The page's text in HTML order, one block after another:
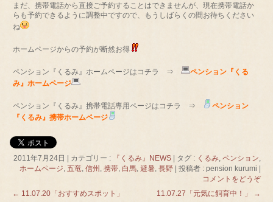
まだ、携帯電話から直接ご予約することはできませんが、現在携帯電話か
らも予約できるように調整中ですので、もうしばらくの間お待ちください
ね
ホームページからの予約が断然お得
ペンション『くるみ』ホームページはコチラ ⇒
ペンション『くる
み』ホームページ
ペンション『くるみ』携帯電話専用ページはコチラ ⇒
ペンション
『くるみ』携帯ホームページ
2011年7月24日 カテゴリー : 『くるみ』NEWS タグ : くるみ, ペンション,
ホームページ, 五竜, 信州 , 携帯, 白馬, 避暑, 長野 投稿者 : pension kurumi
コメントをどうぞ
← 11.07.20「おすすめスポット」 11.07.27「元気に飼育中！」 →